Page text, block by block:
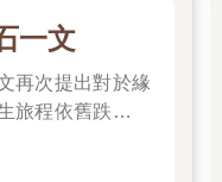
一文
再次提出對於緣
旅程依舊跌宕忐